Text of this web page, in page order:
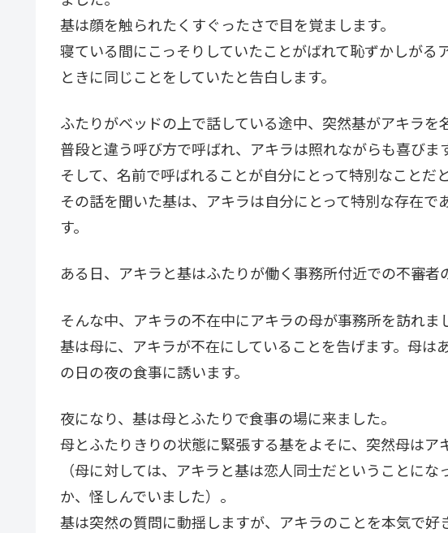
基は顔を触られたくすぐったさで目を覚まします。
寝ている間にこっそりしていたことがばれて恥ずかしがる
ときに同じことをしていたと告白します。
ふたりがベッドの上で話している途中、突然基がアキラを
普段と違う呼び方で呼ばれ、アキラは照れながらも喜びま
そして、名前で呼ばれることが自分にとって特別なことだ
その話を聞いた基は、アキラは自分にとって特別な存在で
す。
ある日、アキラと基はふたりが働く事務所付近での不審者
そんな中、アキラの不在中にアキラの母が事務所を訪れま
基は母に、アキラが不在にしていることを告げます。母は
の日の夜の食事に誘います。
夜になり、基は母とふたりで食事の場に来ました。
母とふたりきりの状態に緊張する基をよそに、突然母はア
（母に対しては、アキラと基は恋人同士だということに
か、怪しんでいました）。
基は突然の質問に動揺しますが、アキラのことを本気で好